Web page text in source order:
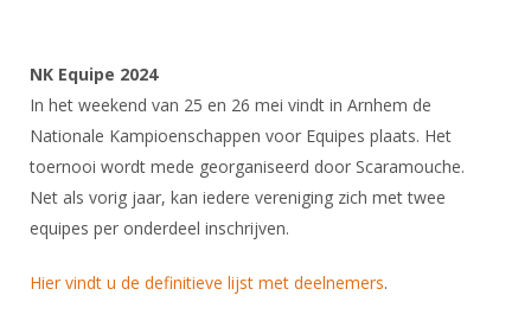
NK Equipe 2024
In het weekend van 25 en 26 mei vindt in Arnhem de
Nationale Kampioenschappen voor Equipes plaats. Het
toernooi wordt mede georganiseerd door Scaramouche.
Net als vorig jaar, kan iedere vereniging zich met twee
equipes per onderdeel inschrijven.
Hier vindt u de definitieve lijst met deelnemers.